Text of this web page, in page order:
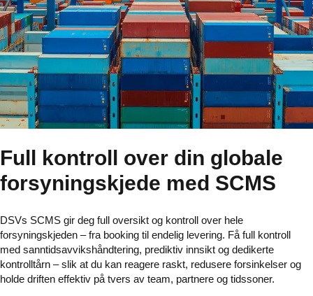
Full kontroll over din globale
forsyningskjede med SCMS
DSVs SCMS gir deg full oversikt og kontroll over hele
forsyningskjeden – fra booking til endelig levering. Få full kontroll
med sanntidsavvikshåndtering, prediktiv innsikt og dedikerte
kontrolltårn – slik at du kan reagere raskt, redusere forsinkelser og
holde driften effektiv på tvers av team, partnere og tidssoner.